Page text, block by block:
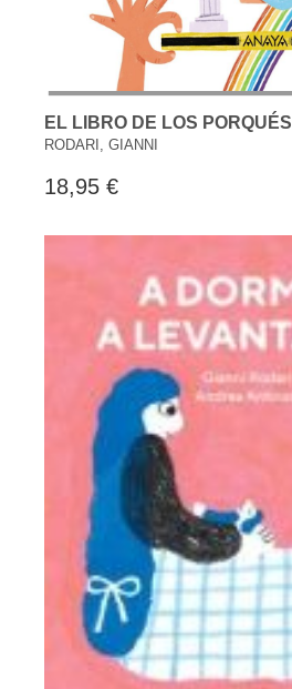
EL LIBRO DE LOS PORQUÉS
RODARI, GIANNI
18,95 €